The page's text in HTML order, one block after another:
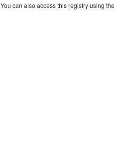
You can also access this registry using the